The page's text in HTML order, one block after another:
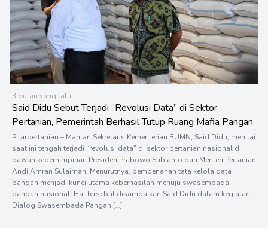
3 bulan yang lalu
Said Didu Sebut Terjadi “Revolusi Data” di Sektor
Pertanian, Pemerintah Berhasil Tutup Ruang Mafia Pangan
Pilarpertanian – Mantan Sekretaris Kementerian BUMN, Said Didu, menilai
saat ini tengah terjadi “revolusi data” di sektor pertanian nasional di
bawah kepemimpinan Presiden Prabowo Subianto dan Menteri Pertanian
Andi Amran Sulaiman. Menurutnya, pembenahan tata kelola data
pangan menjadi kunci utama keberhasilan menuju swasembada
pangan nasional. Hal tersebut disampaikan Said Didu dalam kegiatan
Dialog Swasembada Pangan […]